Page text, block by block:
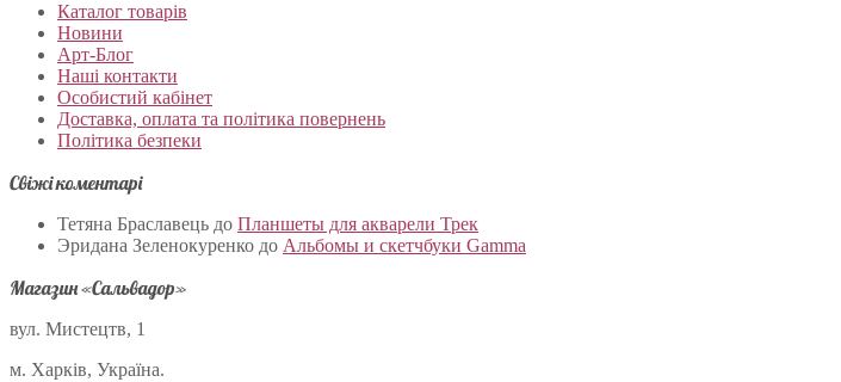
Каталог товарів
Новини
Арт-Блог
Наші контакти
Особистий кабінет
Доставка, оплата та політика повернень
Політика безпеки
Свіжі коментарі
Тетяна Браславець до Планшеты для акварели Трек
Эридана Зеленокуренко до Альбомы и скетчбуки Gamma
Магазин «Сальвадор»
вул. Мистецтв, 1
м. Харків, Україна.